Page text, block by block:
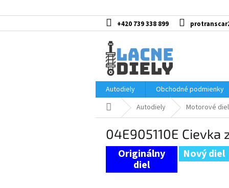
na
+420 739 338 899
Autodiely
Obchodné podmienky
DomovAutodiely Motorové
04E905110E Cievka
Nový diel